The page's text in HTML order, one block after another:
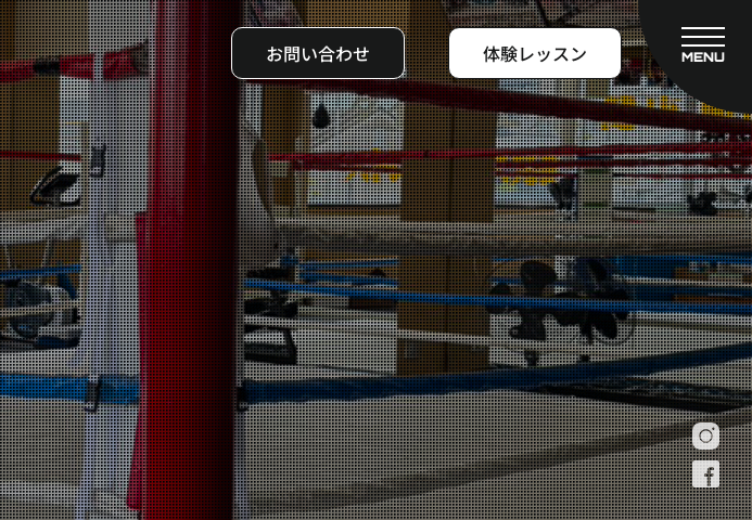
お問い合わせ 体験レッスン
MENU
フィットネスコース
料金システム
ビフォーアフター
よくある質問